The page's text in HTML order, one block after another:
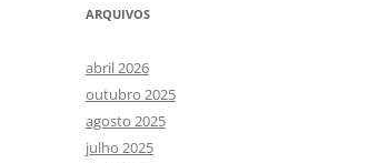
ARQUIVOS
abril 2026
outubro 2025
agosto 2025
julho 2025